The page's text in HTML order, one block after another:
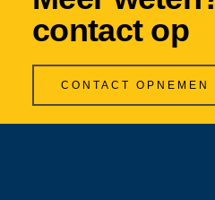
contact op
CONTACT OPNEMEN